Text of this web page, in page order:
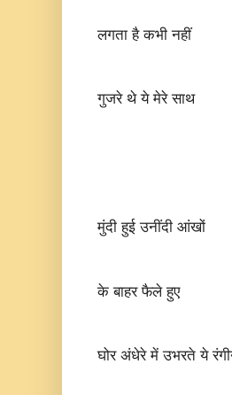
लगता है कभी नहीं
गुजरे थे ये मेरे साथ
मुंदी हुई उनींदी आंखों
के बाहर फैले हुए
घोर अंधेरे में उभरते ये